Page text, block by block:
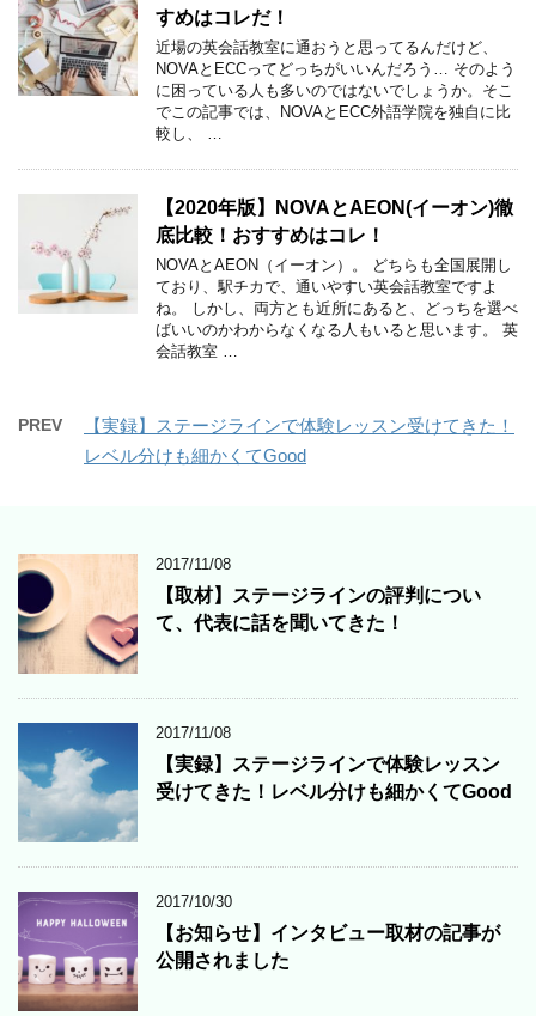
すめはコレだ！
近場の英会話教室に通おうと思ってるんだけど、
NOVAとECCってどっちがいいんだろう… そのよう
に困っている人も多いのではないでしょうか。そこ
でこの記事では、NOVAとECC外語学院を独自に比
較し、 …
【2020年版】NOVAとAEON(イーオン)徹
底比較！おすすめはコレ！
NOVAとAEON（イーオン）。 どちらも全国展開し
ており、駅チカで、通いやすい英会話教室ですよ
ね。 しかし、両方とも近所にあると、どっちを選べ
ばいいのかわからなくなる人もいると思います。 英
会話教室 …
PREV
【実録】ステージラインで体験レッスン受けてきた！
レベル分けも細かくてGood
2017/11/08
【取材】ステージラインの評判につい
て、代表に話を聞いてきた！
2017/11/08
【実録】ステージラインで体験レッスン
受けてきた！レベル分けも細かくてGood
2017/10/30
【お知らせ】インタビュー取材の記事が
公開されました